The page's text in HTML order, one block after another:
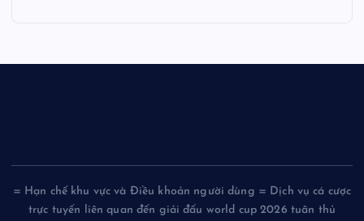
= Hạn chế khu vực và Điều khoản người dùng = Dịch vụ cá cược
trực tuyến liên quan đến giải đấu world cup 2026 tuân thủ